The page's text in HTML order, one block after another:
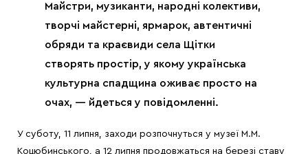
Майстри, музиканти, народні колективи,
творчі майстерні, ярмарок, автентичні
обряди та краєвиди села Щітки
створять простір, у якому українська
культурна спадщина оживає просто на
очах, — йдеться у повідомленні.
У суботу, 11 липня, заходи розпочнуться у музеї М.М.
Коцюбинського, а 12 липня продовжаться на березі ставу